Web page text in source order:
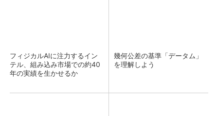
フィジカルAIに注力するイン
テル、組み込み市場での約40
年の実績を生かせるか
幾何公差の基準「データム」
を理解しよう